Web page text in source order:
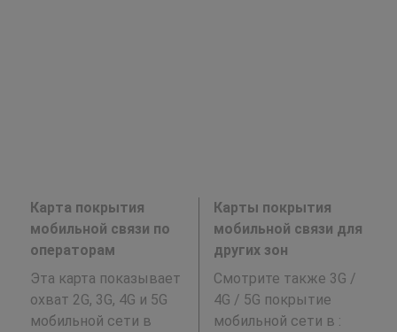
Карта покрытия
мобильной связи по
операторам
Эта карта показывает
охват 2G, 3G, 4G и 5G
мобильной сети в
Карты покрытия
мобильной связи для
других зон
Смотрите также 3G /
4G / 5G покрытие
мобильной сети в :